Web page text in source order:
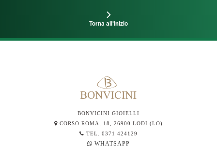
Torna all'inizio
BONVICINI GIOIELLI
CORSO ROMA, 18, 26900 LODI (LO)
TEL. 0371 424129
WHATSAPP